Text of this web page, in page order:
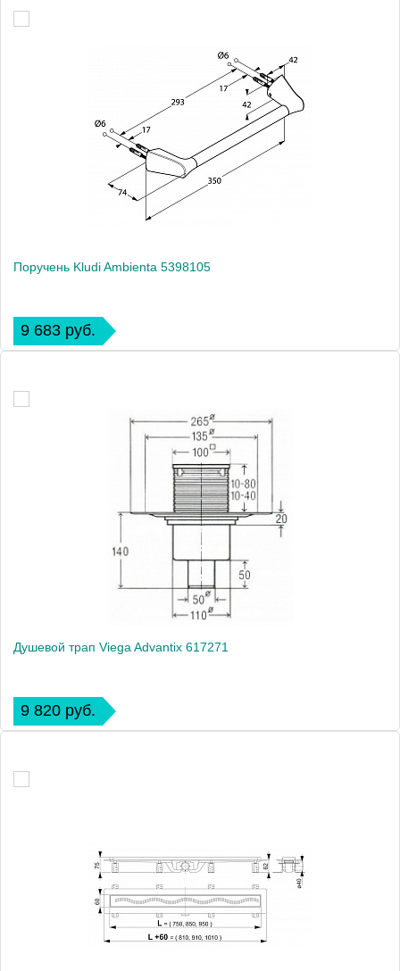
Поручень Kludi Ambienta 5398105
9 683 руб.
Душевой трап Viega Advantix 617271
9 820 руб.